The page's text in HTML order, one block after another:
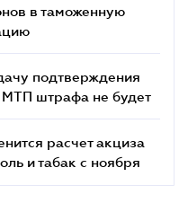
в таможенную
подтверждения
МТП штрафа не будет
расчет акциза
и табак с ноября